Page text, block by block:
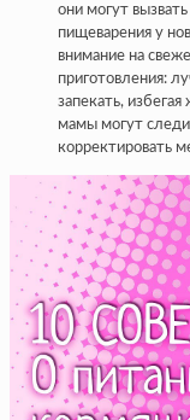
они могут
пищеварения у
внимание на
приготовления:
запекать,
мамы могут
корректировать